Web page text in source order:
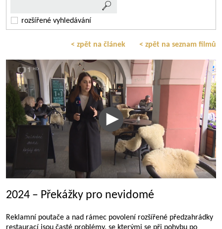
rozšířené vyhledávání
< zpět na článek < zpět na seznam filmů
2024 – Překážky pro nevidomé
Reklamní poutače a nad rámec povolení rozšířené předzahrádky